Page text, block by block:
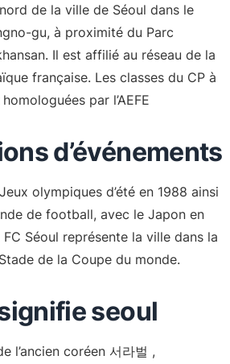
de la ville de Séoul dans le
gu, à proximité du Parc
Il est affilié au réseau de la
française. Les classes du CP à
par l’AEFE
d’événements
olympiques d’été en 1988 ainsi
de football, avec le Japon en
Séoul représente la ville dans la
de la Coupe du monde.
seoul
l’ancien coréen 서라벌 ,